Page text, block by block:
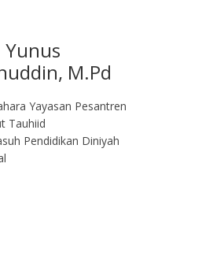
Yunus
M.Pd
Yayasan Pesantren
Tauhiid
Pendidikan Diniyah